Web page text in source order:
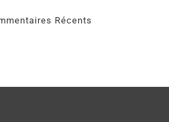
Récents